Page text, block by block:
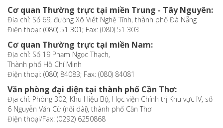
Cơ quan Thường trực tại miền Trung - Tây Nguyên:
Địa chỉ: Số 69, đường Xô Viết Nghệ Tĩnh, thành phố Đà Nẵng
Điện thoại: (080) 51 301; Fax: (080) 51 303
Cơ quan Thường trực tại miền Nam:
Địa chỉ: Số 19 Phạm Ngọc Thạch,
Thành phố Hồ Chí Minh
Điện thoại: (080) 84083; Fax: (080) 84081
Văn phòng đại diện tại thành phố Cần Thơ:
Địa chỉ: Phòng 302, Khu Hiệu Bộ, Học viện Chính trị Khu vực IV, số
6 Nguyễn Văn Cừ (nối dài), thành phố Cần Thơ
Điện thoại/Fax: (0292) 6250868